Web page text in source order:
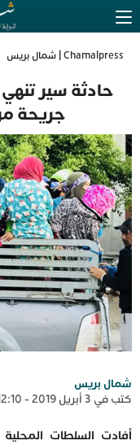
Chamalpress | شمال بريس
جريحة
شمال بريس
كتب في 3 أبريل 2019 - 12:10 م
أفادت السلطات